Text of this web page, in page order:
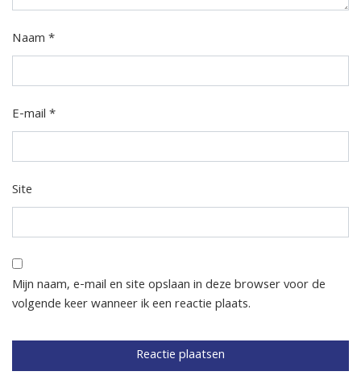
Naam*
E-mail*
Site
Mijn naam, e-mail en site opslaan in deze browser voor de
volgende keer wanneer ik een reactie plaats.